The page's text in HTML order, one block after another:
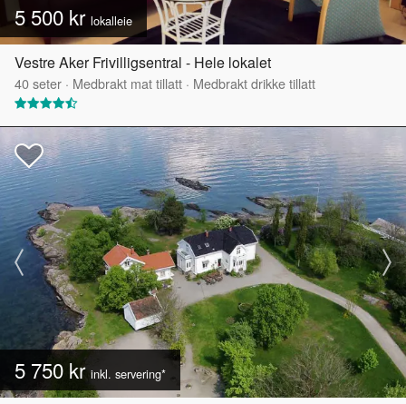
5 500 kr lokalleie
Vestre Aker Frivilligsentral - Hele lokalet
40seter · Medbrakt mat tillatt · Medbrakt drikke tillatt
5 750 krinkl. servering*